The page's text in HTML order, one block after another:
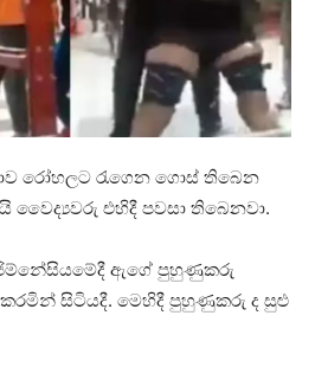
රෝහලට රැගෙන ගොස් තිබෙන
වෛද්‍යවරු එහිදී පවසා තිබෙනවා.
ඇගේ පුහුණුකරු
කරමින් සිටියදී. මෙහිදී පුහුණුකරු ද සුළු